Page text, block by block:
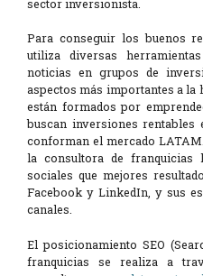
sector inversionista.
Para conseguir los buenos
utiliza diversas
noticias en grupos de
aspectos más importantes a la
están formados por
buscan inversiones rentables
conforman el mercado
la consultora de franquicias
sociales que mejores
Facebook y LinkedIn, y sus
canales.
El posicionamiento SEO
franquicias se realiza a